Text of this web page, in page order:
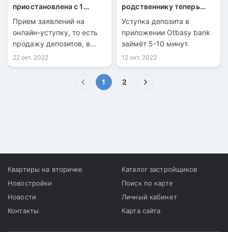
приостановлена с 1
ноября
Прием заявлений на
онлайн-уступку, то есть
продажу депозитов, в
системе интернет-банкинг
Отбасы банка будет
приостановлен с 1 ноября
22 окт. 2022
родственнику теперь
можно онлайн
Уступка депозита в
приложении Otbasy bank
займёт 5-10 минут.
12 окт. 2022
1 (текущая)
2
Квартиры на вторичке
Новостройки
Новости
Контакты
Каталог застройщиков
Поиск по карте
Личный кабинет
Карта сайта